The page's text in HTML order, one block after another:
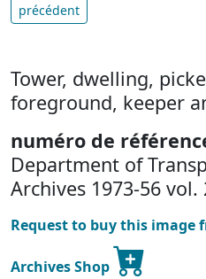
précédent
Tower, dwelling,
foreground, keeper
numéro de
Department of
Archives 1973-56 vol.
Request to buy this image
Archives Shop